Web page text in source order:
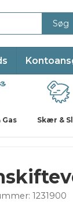
Søg
Gas Skær &
1231900